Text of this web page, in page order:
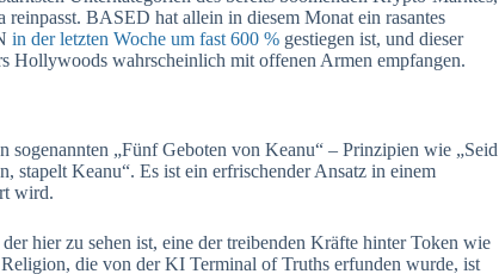
reinpasst. BASED hat allein in diesem Monat ein rasantes
in der letzten Woche um fast 600 % gestiegen ist, und dieser
Hollywoods wahrscheinlich mit offenen Armen empfangen.
sogenannten „Fünf Geboten von Keanu“ – Prinzipien wie „Seid
stapelt Keanu“. Es ist ein erfrischender Ansatz in einem
wird.
hier zu sehen ist, eine der treibenden Kräfte hinter Token wie
die von der KI Terminal of Truths erfunden wurde, ist